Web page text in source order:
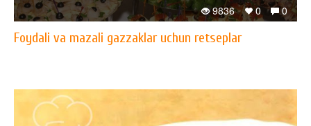
0
0
9836
Foydali va mazali gazzaklar uchun retseplar